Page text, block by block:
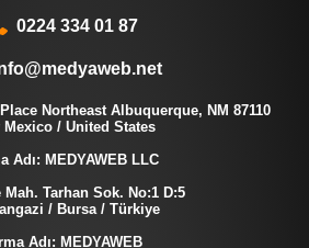
0224 334 01 87
Northeast Albuquerque, NM 87110
Mexico / United States
Adı: MEDYAWEB LLC
Tarhan Sok. No:1 D:5
/ Bursa / Türkiye
Adı: MEDYAWEB